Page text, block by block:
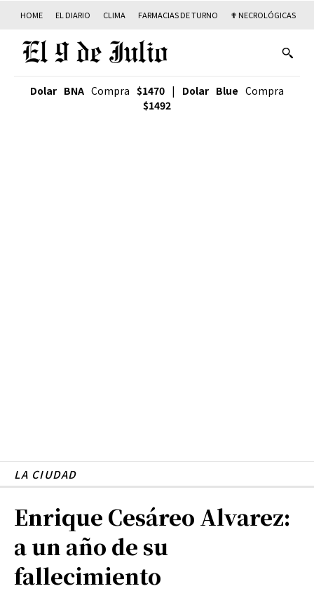
HOME EL DIARIO CLIMA FARMACIAS DE TURNO ✟ NECROLÓGICAS
Dolar BNA Compra $1470 | Dolar Blue Compra
$1492
LA CIUDAD
Enrique Cesáreo Alvarez:
a un año de su
fallecimiento